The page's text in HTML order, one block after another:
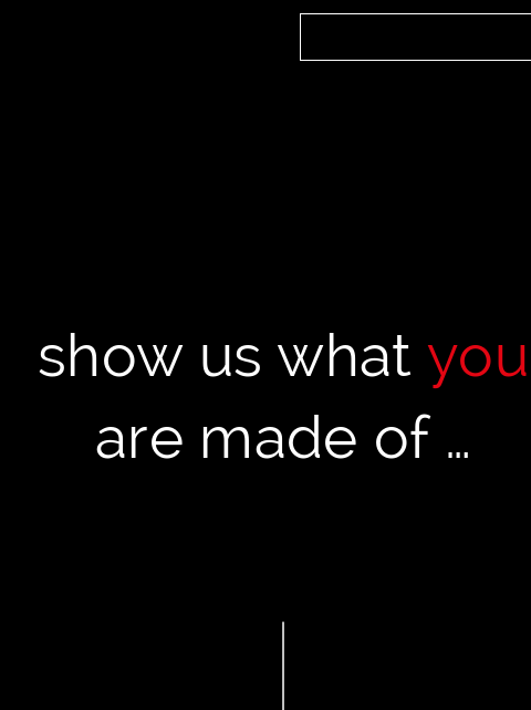
show us what you
are made of …